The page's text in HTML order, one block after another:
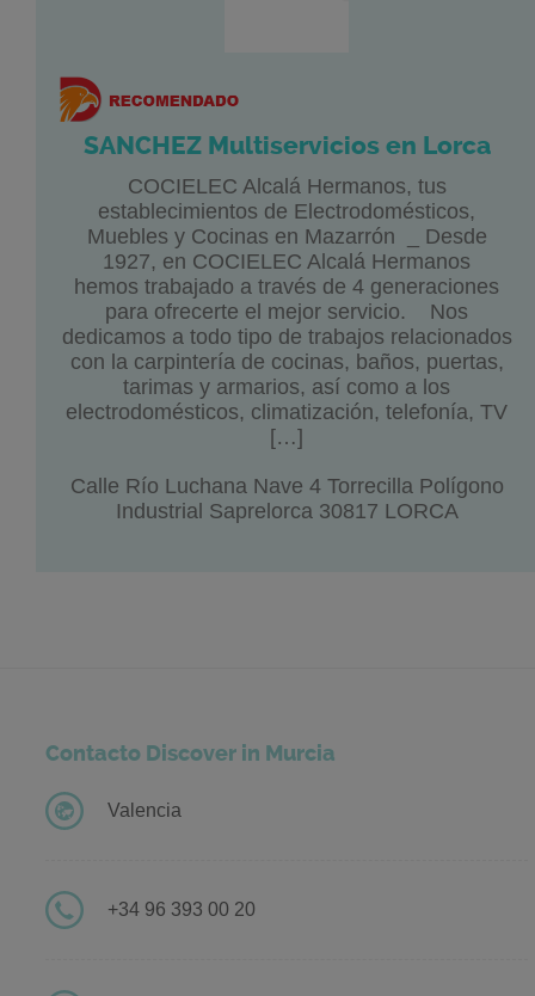
SANCHEZ Multiservicios en Lorca
COCIELEC Alcalá Hermanos, tus
establecimientos de Electrodomésticos,
Muebles y Cocinas en Mazarrón _ Desde
1927, en COCIELEC Alcalá Hermanos
hemos trabajado a través de 4 generaciones
para ofrecerte el mejor servicio. Nos
dedicamos a todo tipo de trabajos relacionados
con la carpintería de cocinas, baños, puertas,
tarimas y armarios, así como a los
electrodomésticos, climatización, telefonía, TV
[…]
Calle Río Luchana Nave 4 Torrecilla Polígono
Industrial Saprelorca 30817 LORCA
Contacto Discover in Murcia
Valencia
+34 96 393 00 20